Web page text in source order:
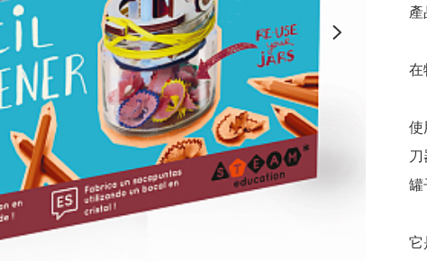
產
在
使
罐
它